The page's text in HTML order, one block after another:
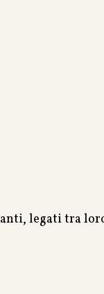
legati tra